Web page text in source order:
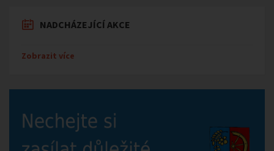
NADCHÁZEJÍCÍ AKCE
Zobrazit více